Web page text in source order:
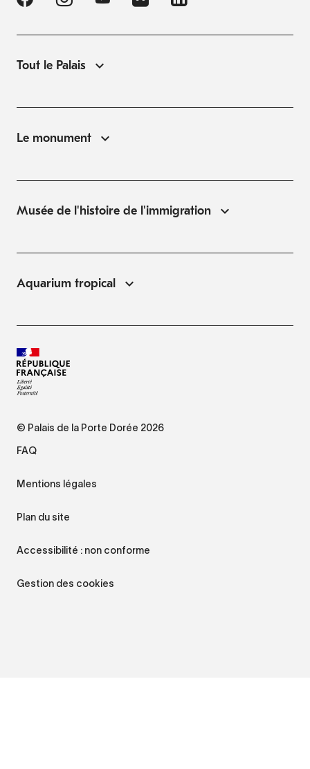
Tout le Palais
Le monument
Musée de l'histoire de l'immigration
Aquarium tropical
© Palais de la Porte Dorée 2026
FAQ
Mentions légales
Plan du site
Accessibilité : non conforme
Gestion des cookies